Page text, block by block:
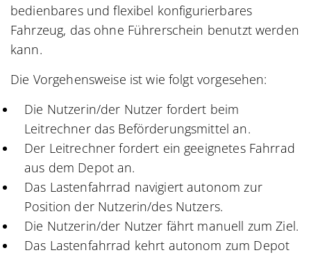
bedienbares und flexibel konfigurierbares
Fahrzeug, das ohne Führerschein benutzt werden
kann.
Die Vorgehensweise ist wie folgt vorgesehen:
Die Nutzerin/der Nutzer fordert beim
Leitrechner das Beförderungsmittel an.
Der Leitrechner fordert ein geeignetes Fahrrad
aus dem Depot an.
Das Lastenfahrrad navigiert autonom zur
Position der Nutzerin/des Nutzers.
Die Nutzerin/der Nutzer fährt manuell zum Ziel.
Das Lastenfahrrad kehrt autonom zum Depot